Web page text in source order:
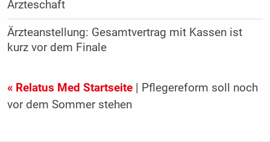
Ärzteschaft
Ärzteanstellung: Gesamtvertrag mit Kassen ist
kurz vor dem Finale
« Relatus Med Startseite| Pflegereform soll noch
vor dem Sommer stehen